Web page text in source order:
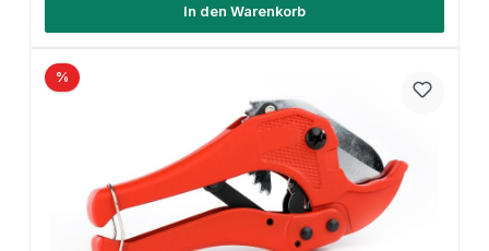
In den Warenkorb
%